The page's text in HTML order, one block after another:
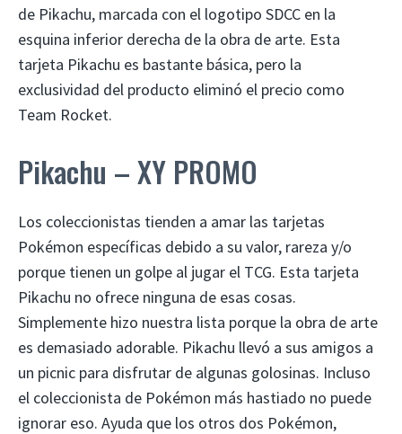
de Pikachu, marcada con el logotipo SDCC en la
esquina inferior derecha de la obra de arte. Esta
tarjeta Pikachu es bastante básica, pero la
exclusividad del producto eliminó el precio como
Team Rocket.
Pikachu – XY PROMO
Los coleccionistas tienden a amar las tarjetas
Pokémon específicas debido a su valor, rareza y/o
porque tienen un golpe al jugar el TCG. Esta tarjeta
Pikachu no ofrece ninguna de esas cosas.
Simplemente hizo nuestra lista porque la obra de arte
es demasiado adorable. Pikachu llevó a sus amigos a
un picnic para disfrutar de algunas golosinas. Incluso
el coleccionista de Pokémon más hastiado no puede
ignorar eso. Ayuda que los otros dos Pokémon,